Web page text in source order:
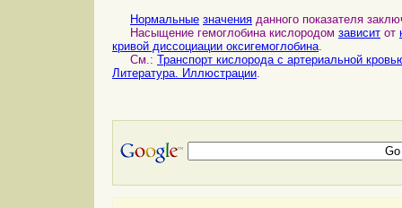
Нормальные значения данного показателя
Насыщение гемоглобина кислородом зависит от
кривой диссоциации оксигемоглобина.
См.: Транспорт кислорода с артериальной
Литература. Иллюстрации.